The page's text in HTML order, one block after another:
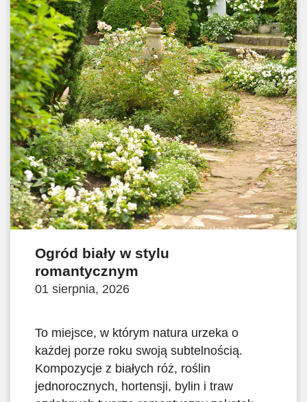
Ogród biały w stylu
romantycznym
01 sierpnia, 2026
To miejsce, w którym natura urzeka o
każdej porze roku swoją subtelnością.
Kompozycje z białych róż, roślin
jednorocznych, hortensji, bylin i traw